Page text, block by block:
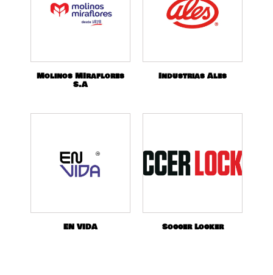
Molinos MIraflores
S.A
Industrias Ales
EN VIDA Soccer Locker